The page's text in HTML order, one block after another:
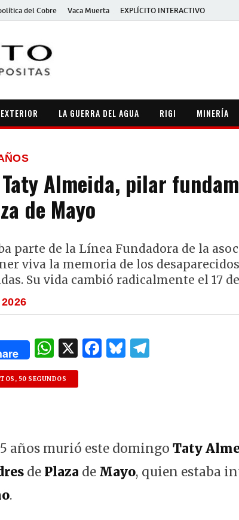
del Cobre Vaca Muerta EXPLÍCITO INTERACTIVO
EXTERIOR LA GUERRA DEL AGUA RIGI MINERÍA
Almeida, pilar
de Mayo
parte de la Línea Fundadora de la
viva la memoria de los
Su vida cambió radicalmente el 17
W
h
at
p
p
X F
o
o
k
B
m
50 SEGUNDOS
años murió este domingo Taty
de Plaza de Mayo, quien estaba
.